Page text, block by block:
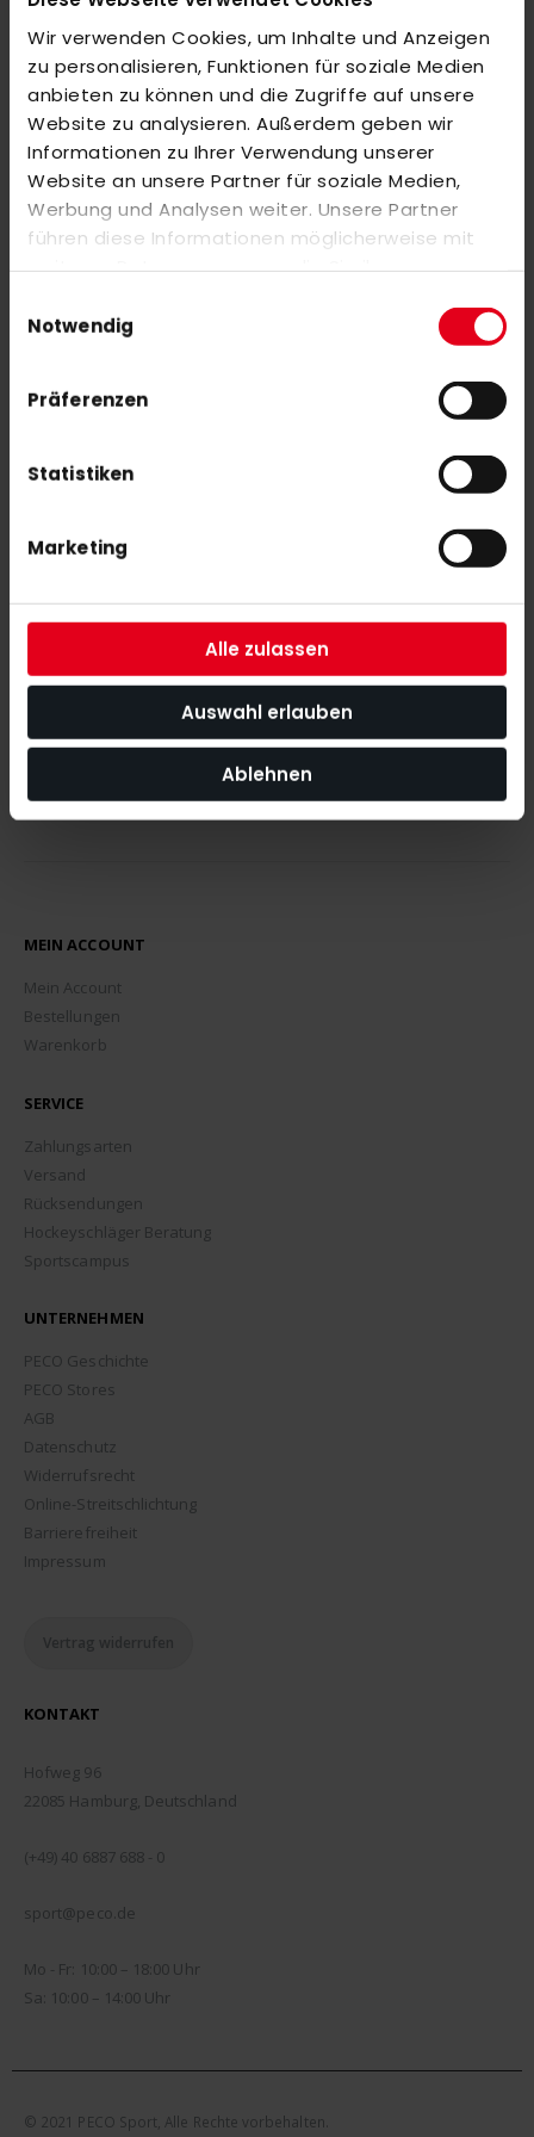
Wir verwenden Cookies, um Inhalte und Anzeigen
zu personalisieren, Funktionen für soziale Medien
anbieten zu können und die Zugriffe auf unsere
Website zu analysieren. Außerdem geben wir
Informationen zu Ihrer Verwendung unserer
Website an unsere Partner für soziale Medien,
Werbung und Analysen weiter. Unsere Partner
führen diese Informationen möglicherweise mit
weiteren Daten zusammen, die Sie ihnen
Nutzung der Dienste gesammelt haben.
Notwendig
Präferenzen
Statistiken
Marketing
Alle zulassen
Auswahl erlauben
Ablehnen
BEWERTUNGEN
ÄHNLICHE PRODUKTE
Markieren Sie die Artikel, um Sie dem Warenkorb hinzuzufügen
oderAlle auswählen
adidas Padel Racket Bag PROTOUR 3.2 orange
110,00 € Sonderangebot
66,00 €
ReeceAustralia Isa Climatec Polo Damen 2012
NEWSLETTER ANMELDUNG
MEIN ACCOUNT
Mein Account
Bestellungen
Warenkorb
SERVICE
Zahlungsarten
Versand
Rücksendungen
Hockeyschläger Beratung
Sportscampus
UNTERNEHMEN
PECO Geschichte
PECO Stores
AGB
Datenschutz
Widerrufsrecht
Online-Streitschlichtung
Barrierefreiheit
Impressum
Vertrag widerrufen
KONTAKT
Hofweg 96
22085 Hamburg, Deutschland
(+49) 40 6887 688 - 0
sport@peco.de
Mo - Fr: 10:00 – 18:00 Uhr
Sa: 10:00 – 14:00 Uhr
© 2021 PECO Sport, Alle Rechte vorbehalten.